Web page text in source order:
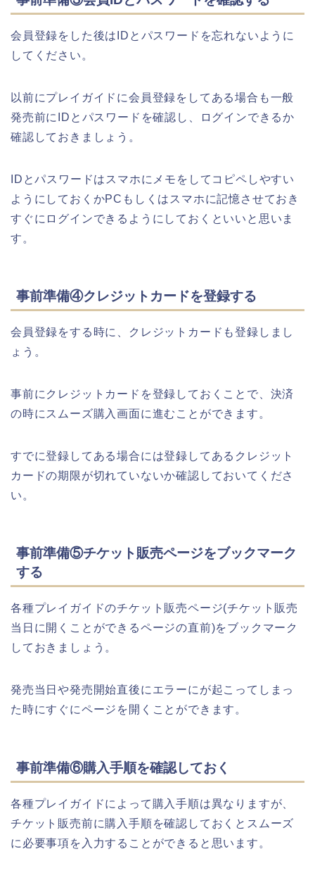
会員登録をした後はIDとパスワードを忘れないように
してください。
以前にプレイガイドに会員登録をしてある場合も一般
発売前にIDとパスワードを確認し、ログインできるか
確認しておきましょう。
IDとパスワードはスマホにメモをしてコピペしやすい
ようにしておくかPCもしくはスマホに記憶させておき
すぐにログインできるようにしておくといいと思いま
す。
事前準備④クレジットカードを登録する
会員登録をする時に、クレジットカードも登録しまし
ょう。
事前にクレジットカードを登録しておくことで、決済
の時にスムーズ購入画面に進むことができます。
すでに登録してある場合には登録してあるクレジット
カードの期限が切れていないか確認しておいてくださ
い。
事前準備⑤チケット販売ページをブックマーク
する
各種プレイガイドのチケット販売ページ(チケット販売
当日に開くことができるページの直前)をブックマーク
しておきましょう。
発売当日や発売開始直後にエラーにが起こってしまっ
た時にすぐにページを開くことができます。
事前準備⑥購入手順を確認しておく
各種プレイガイドによって購入手順は異なりますが、
チケット販売前に購入手順を確認しておくとスムーズ
に必要事項を入力することができると思います。